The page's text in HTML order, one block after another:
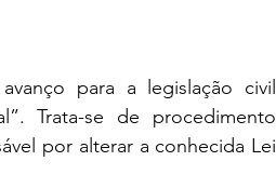
para a legislação civil
Trata-se de procedimento
por alterar a conhecida Lei